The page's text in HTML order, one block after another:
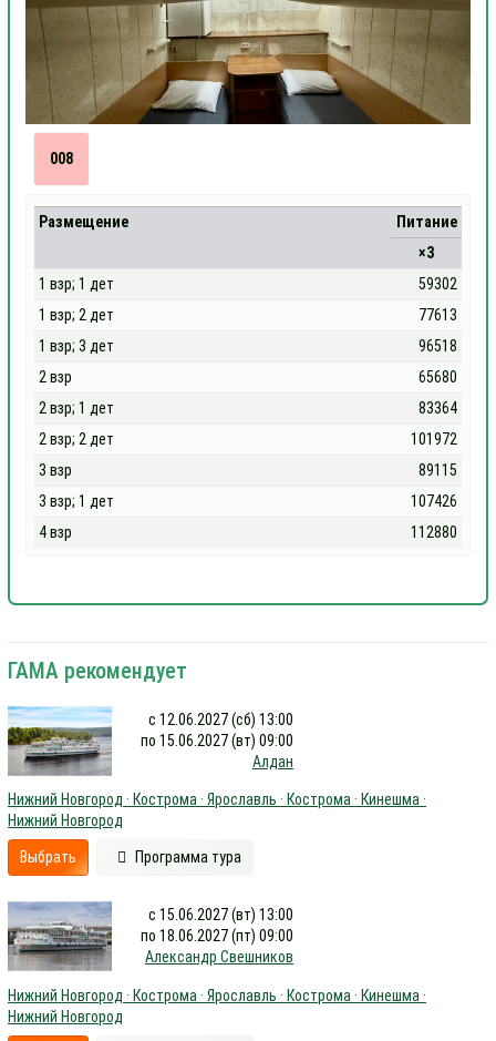
008
Размещение
Питание
×3
1 взр; 1 дет
59302
1 взр; 2 дет
77613
1 взр; 3 дет
96518
2 взр
65680
2 взр; 1 дет
83364
2 взр; 2 дет
101972
3 взр
89115
3 взр; 1 дет
107426
4 взр
112880
ГАМА рекомендует
с 12.06.2027 (сб) 13:00
по 15.06.2027 (вт) 09:00
Алдан
Нижний Новгород · Кострома · Ярославль · Кострома · Кинешма ·
Нижний Новгород
Выбрать Программа тура
с 15.06.2027 (вт) 13:00
по 18.06.2027 (пт) 09:00
Александр Свешников
Нижний Новгород · Кострома · Ярославль · Кострома · Кинешма ·
Нижний Новгород